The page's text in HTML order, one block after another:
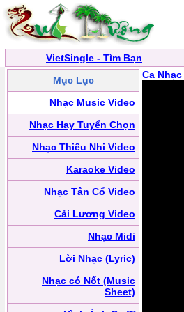
VietSingle - Tìm Bạn
Mục Lục
Nhạc Music Video
Nhạc Hay Tuyển Chọn
Nhạc Thiếu Nhi Video
Karaoke Video
Nhạc Tân Cổ Video
Cải Lương Video
Nhạc Midi
Lời Nhạc (Lyric)
Nhạc có Nốt (Music
Sheet)
Ca Nhạc